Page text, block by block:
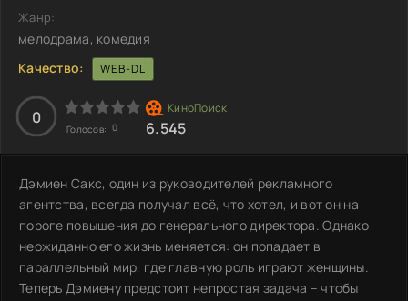
Жанр:
мелодрама, комедия
Качество:
WEB-DL
0
Голосов: 0 6.545
Дэмиен Сакс, один из руководителей рекламного
агентства, всегда получал всё, что хотел, и вот он на
пороге повышения до генерального директора. Однако
неожиданно его жизнь меняется: он попадает в
параллельный мир, где главную роль играют женщины.
Теперь Дэмиену предстоит непростая задача – чтобы